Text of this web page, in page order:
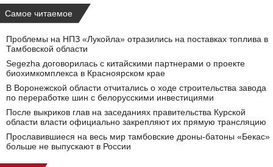
Самое читаемое
Проблемы на НПЗ «Лукойла» отразились на поставках топлива в
Тамбовской области
Segezha договорилась с китайскими партнерами о проекте
биохимкомплекса в Красноярском крае
В Воронежской области отчитались о ходе строительства завода
по переработке шин с белорусскими инвестициями
После выкриков глав на заседаниях правительства Курской
области власти официально закрепляют их прямую трансляцию
Прославившиеся на весь мир тамбовские дроны-батоны «Бекас»
больше не выпускают в России